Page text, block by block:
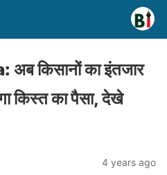
किसानों का इंतजार
किस्त का पैसा, देखे
4 years ago